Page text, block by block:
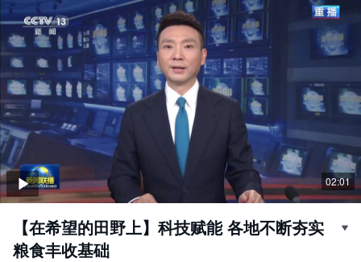
02:01
【在希望的田野上】科技赋能 各地不断夯实
粮食丰收基础